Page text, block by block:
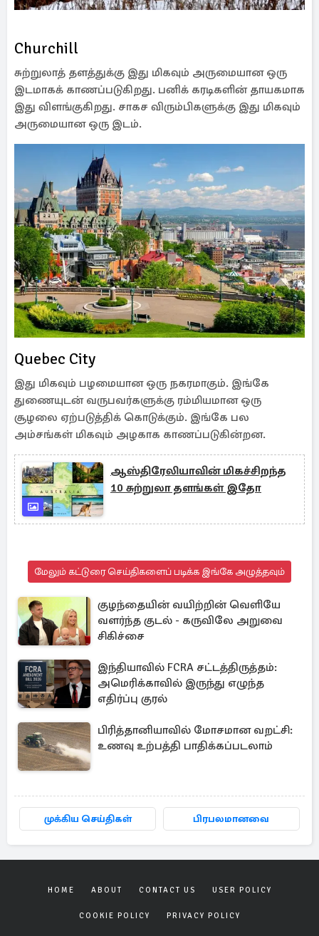
Churchill
சுற்றுலாத் தளத்துக்கு இது மிகவும் அருமையான ஒரு
இடமாகக் காணப்படுகிறது. பனிக் கரடிகளின் தாயகமாக
இது விளங்குகிறது. சாகச விரும்பிகளுக்கு இது மிகவும்
அருமையான ஒரு இடம்.
Quebec City
இது மிகவும் பழமையான ஒரு நகரமாகும். இங்கே
துணையுடன் வருபவர்களுக்கு ரம்மியமான ஒரு
சூழலை ஏற்படுத்திக் கொடுக்கும். இங்கே பல
அம்சங்கள் மிகவும் அழகாக காணப்படுகின்றன.
ஆஸ்திரேலியாவின் மிகச்சிறந்த
10 சுற்றுலா தளங்கள் இதோ
மேலும் கட்டுரை செய்திகளைப் படிக்க இங்கே அழுத்தவும்
குழந்தையின் வயிற்றின் வெளியே
வளர்ந்த குடல் - கருவிலே அறுவை
சிகிச்சை
இந்தியாவில் FCRA சட்டத்திருத்தம்:
அமெரிக்காவில் இருந்து எழுந்த
எதிர்ப்பு குரல்
பிரித்தானியாவில் மோசமான வறட்சி:
உணவு உற்பத்தி பாதிக்கப்படலாம்
முக்கிய செய்திகள் பிரபலமானவை
HOME ABOUT CONTACT US USER POLICY
COOKIE POLICY PRIVACY POLICY